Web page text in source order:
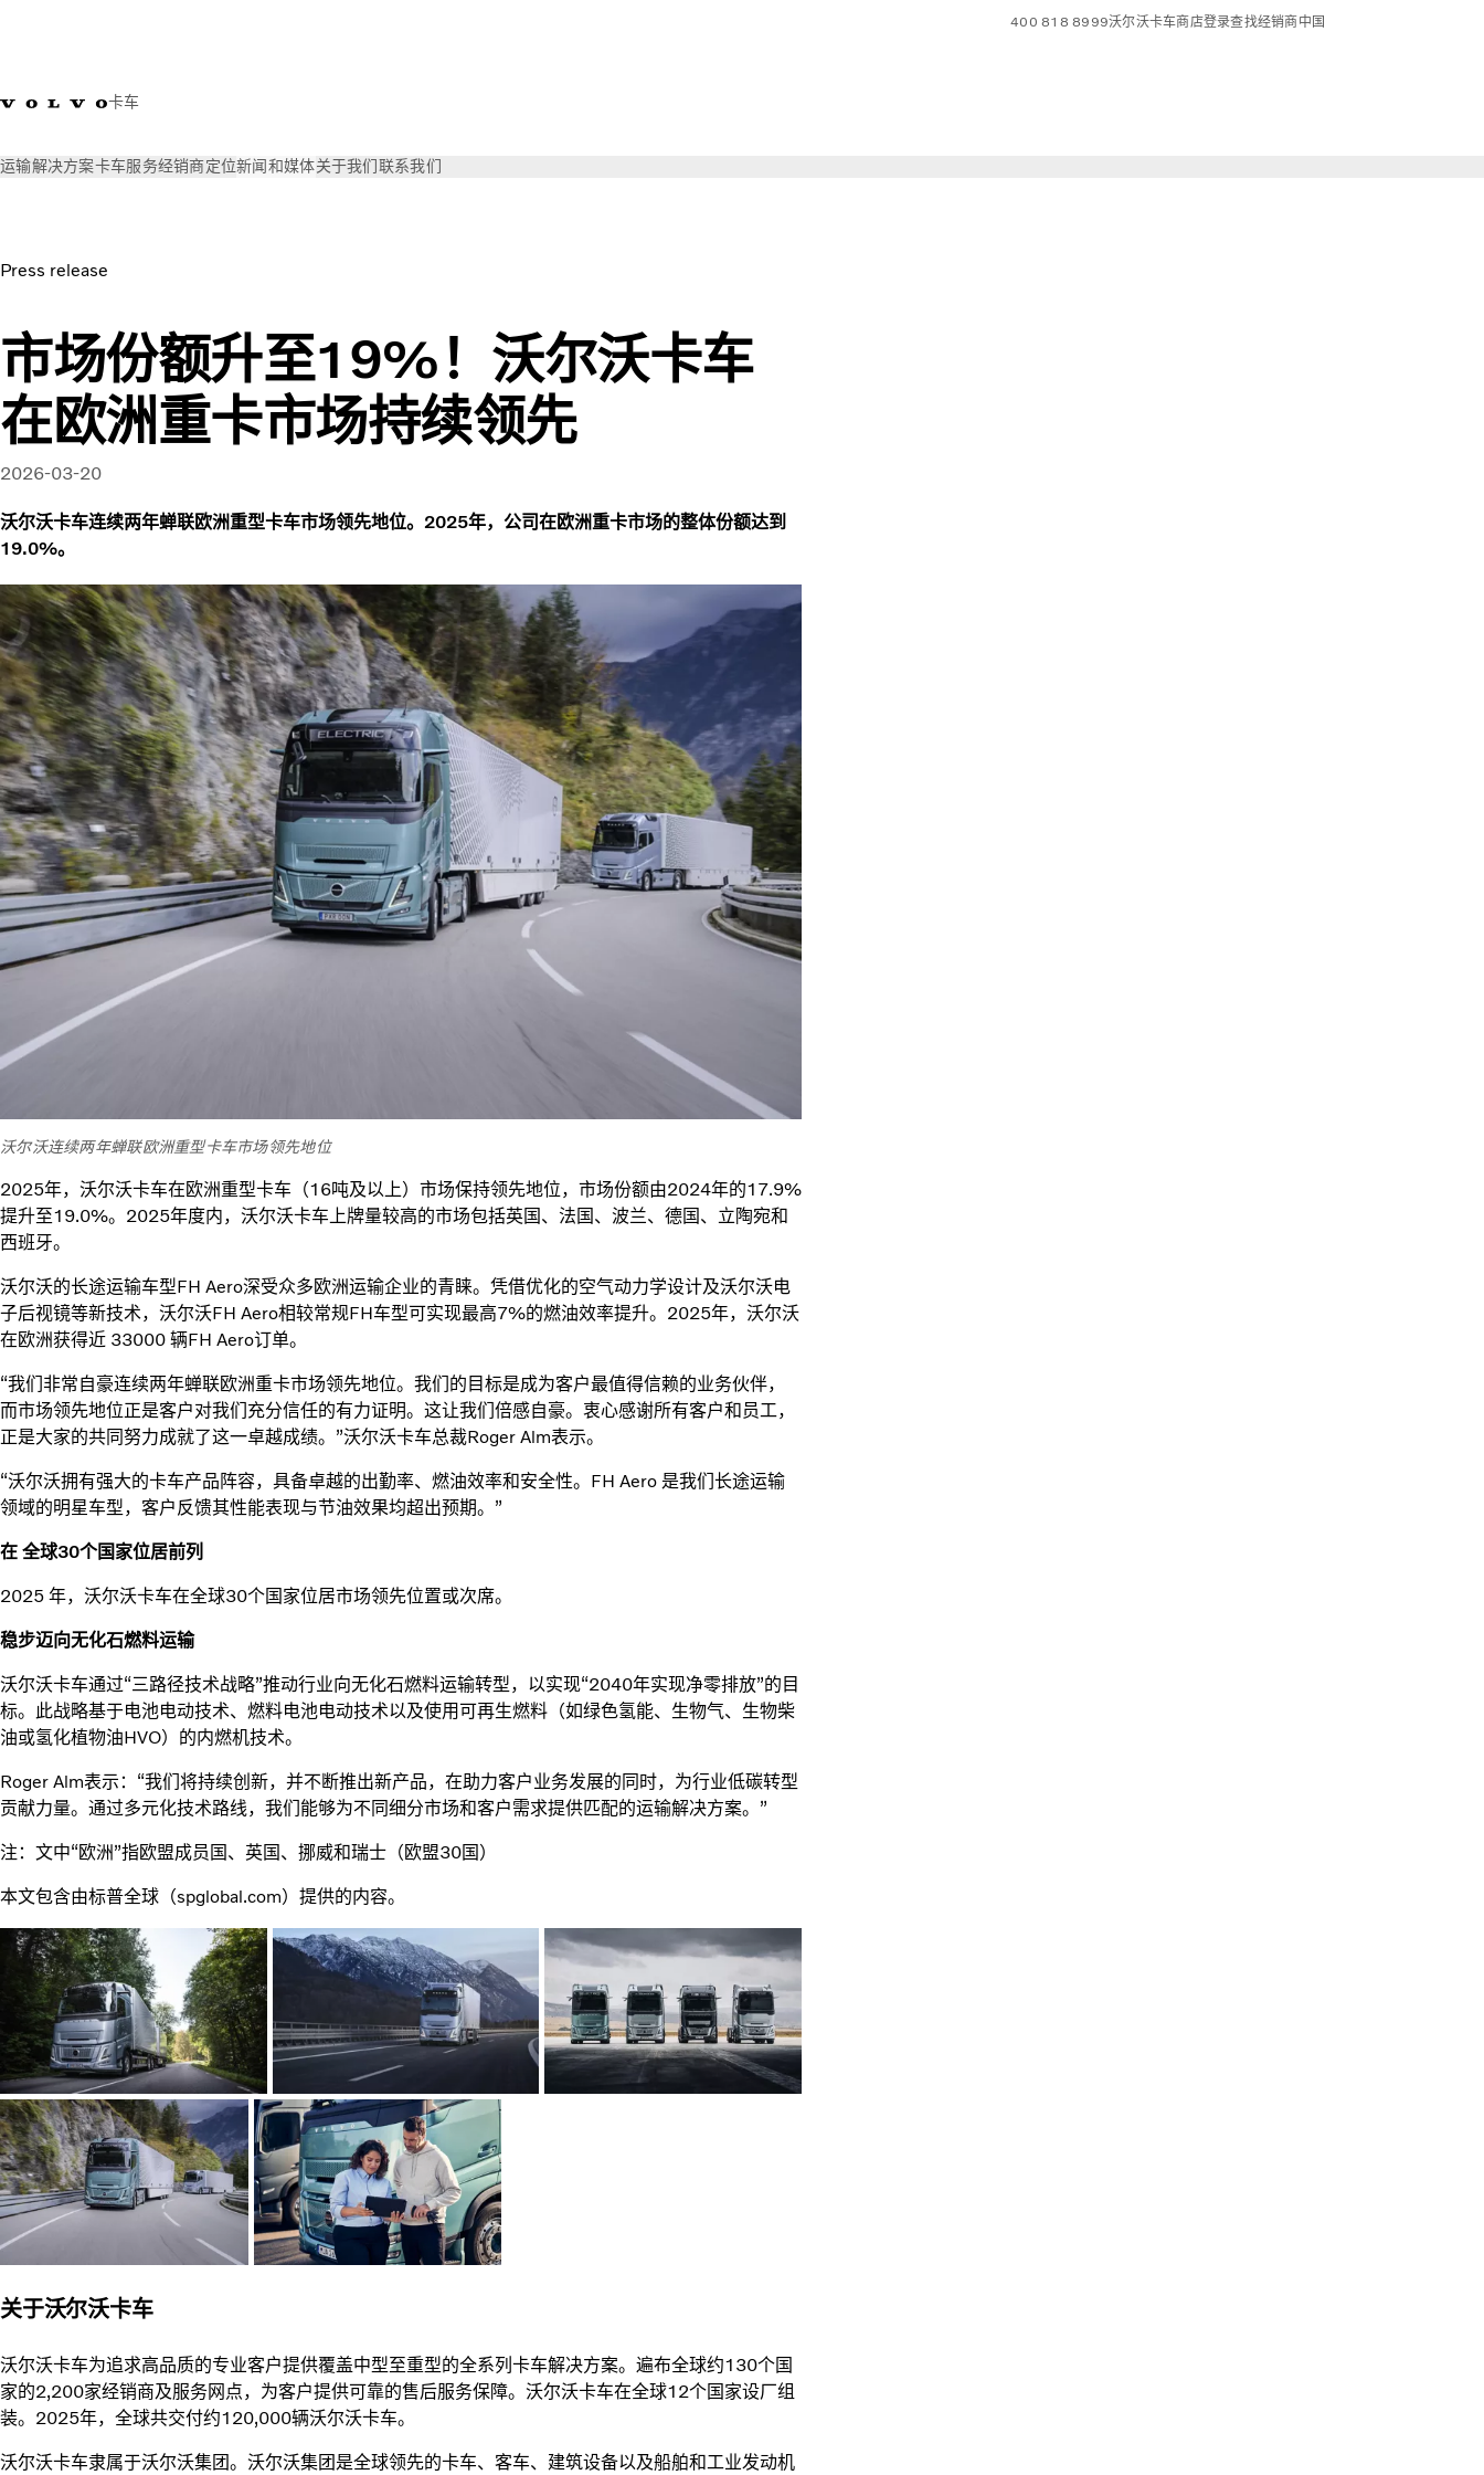
卡车
400 818 8999沃尔沃卡车商店登录查找经销商 中国
运输解决方案卡车服务经销商定位新闻和媒体关于我们联系我们
Press release
市场份额升至19%！沃尔沃卡车
在欧洲重卡市场持续领先
2026-03-20
沃尔沃卡车连续两年蝉联欧洲重型卡车市场领先地位。2025年，公司在欧洲重卡市场的整体份额达到
19.0%。
沃尔沃连续两年蝉联欧洲重型卡车市场领先地位
2025年，沃尔沃卡车在欧洲重型卡车（16吨及以上）市场保持领先地位，市场份额由2024年的17.9%
提升至19.0%。2025年度内，沃尔沃卡车上牌量较高的市场包括英国、法国、波兰、德国、立陶宛和
西班牙。
沃尔沃的长途运输车型FH Aero深受众多欧洲运输企业的青睐。凭借优化的空气动力学设计及沃尔沃电
子后视镜等新技术，沃尔沃FH Aero相较常规FH车型可实现最高7%的燃油效率提升。2025年，沃尔沃
在欧洲获得近 33000 辆FH Aero订单。
“我们非常自豪连续两年蝉联欧洲重卡市场领先地位。我们的目标是成为客户最值得信赖的业务伙伴，
而市场领先地位正是客户对我们充分信任的有力证明。这让我们倍感自豪。衷心感谢所有客户和员工，
正是大家的共同努力成就了这一卓越成绩。”沃尔沃卡车总裁Roger Alm表示。
“沃尔沃拥有强大的卡车产品阵容，具备卓越的出勤率、燃油效率和安全性。FH Aero 是我们长途运输
领域的明星车型，客户反馈其性能表现与节油效果均超出预期。”
在 全球30个国家位居前列
2025 年，沃尔沃卡车在全球30个国家位居市场领先位置或次席。
稳步迈向无化石燃料运输
沃尔沃卡车通过“三路径技术战略”推动行业向无化石燃料运输转型，以实现“2040年实现净零排放”的目
标。此战略基于电池电动技术、燃料电池电动技术以及使用可再生燃料（如绿色氢能、生物气、生物柴
油或氢化植物油HVO）的内燃机技术。
Roger Alm表示：“我们将持续创新，并不断推出新产品，在助力客户业务发展的同时，为行业低碳转型
贡献力量。通过多元化技术路线，我们能够为不同细分市场和客户需求提供匹配的运输解决方案。”
注：文中“欧洲”指欧盟成员国、英国、挪威和瑞士（欧盟30国）
本文包含由标普全球（spglobal.com）提供的内容。
关于沃尔沃卡车
沃尔沃卡车为追求高品质的专业客户提供覆盖中型至重型的全系列卡车解决方案。遍布全球约130个国
家的2,200家经销商及服务网点，为客户提供可靠的售后服务保障。沃尔沃卡车在全球12个国家设厂组
装。2025年，全球共交付约120,000辆沃尔沃卡车。
沃尔沃卡车隶属于沃尔沃集团。沃尔沃集团是全球领先的卡车、客车、建筑设备以及船舶和工业发动机